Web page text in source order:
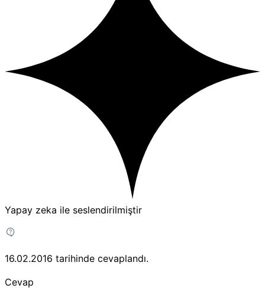
Yapay zeka ile seslendirilmiştir
16.02.2016 tarihinde cevaplandı.
Cevap